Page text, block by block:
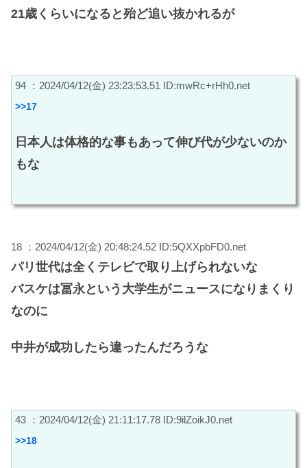
21歳くらいになると殆ど追い抜かれるが
94 ：2024/04/12(金) 23:23:53.51 ID:mwRc+rHh0.net
>>17
日本人は体格的な事もあって伸び代が少ないのか
もな
18 ：2024/04/12(金) 20:48:24.52 ID:5QXXpbFD0.net
パリ世代は全くテレビで取り上げられないな
バスケは冨永という大学生がニュースになりまくり
なのに
中井が成功したら違ったんだろうな
43 ：2024/04/12(金) 21:11:17.78 ID:9ilZoikJ0.net
>>18